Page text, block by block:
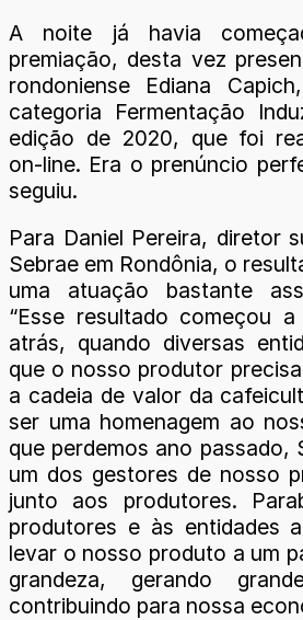
A noite já havia
premiação, desta vez
rondoniense Ediana
categoria Fermentação
edição de 2020, que foi
on-line. Era o prenúncio
seguiu.
Para Daniel Pereira, diretor
Sebrae em Rondônia, o
uma atuação bastante
“Esse resultado começou
atrás, quando diversas
que o nosso produtor
a cadeia de valor da
ser uma homenagem ao
que perdemos ano passado,
um dos gestores de nosso
junto aos produtores.
produtores e às entidades
levar o nosso produto a um
grandeza, gerando
contribuindo para nossa